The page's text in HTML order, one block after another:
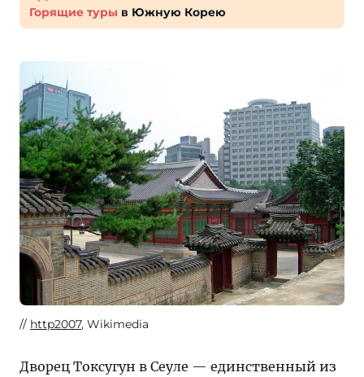
Горящие туры в Южную Корею
http2007, Wikimedia
Дворец Токсугун в Сеуле — единственный из